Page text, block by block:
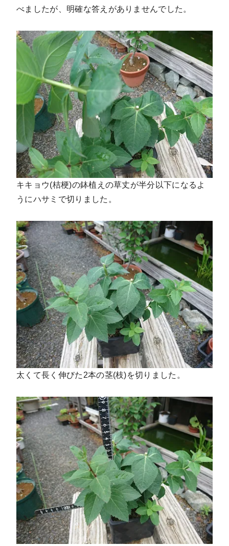
べましたが、明確な答えがありませんでした。
キキョウ(桔梗)の鉢植えの草丈が半分以下になるよ
うにハサミで切りました。
太くて長く伸びた2本の茎(枝)を切りました。